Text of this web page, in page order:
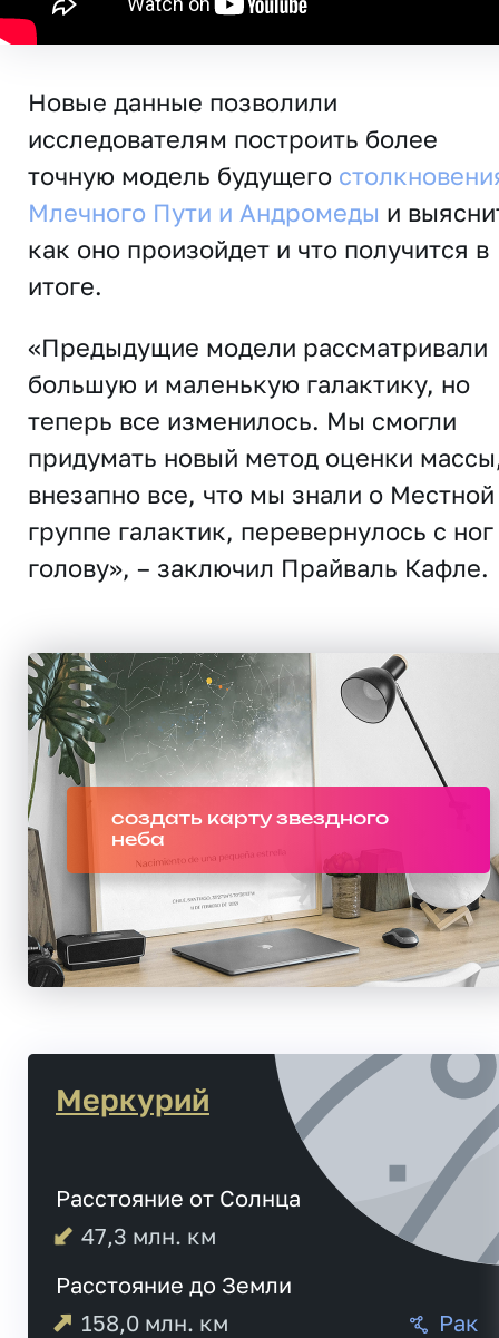
Новые данные позволили
исследователям построить более
точную модель будущего
Млечного Пути и Андромеды и
как оно произойдет и что получится в
итоге.
«Предыдущие модели рассматривали
большую и маленькую галактику, но
теперь все изменилось. Мы смогли
придумать новый метод оценки
внезапно все, что мы знали о Местной
группе галактик, перевернулось с
голову», – заключил Прайваль Кафле.
создать карту звездного
неба
Меркурий
Расстояние от Солнца
47,3 млн. км
Расстояние до Земли
158,0 млн. км Рак